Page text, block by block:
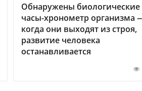
Обнаружены биологические
часы-хронометр организма
когда они выходят из строя,
развитие человека
останавливается